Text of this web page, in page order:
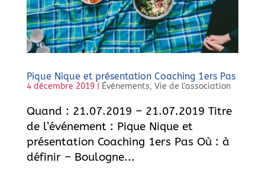
Pique Nique et présentation Coaching 1ers Pas
4 décembre 2019| Événements, Vie de l'association
Quand : 21.07.2019 – 21.07.2019 Titre
de l’événement : Pique Nique et
présentation Coaching 1ers Pas Où : à
définir – Boulogne...